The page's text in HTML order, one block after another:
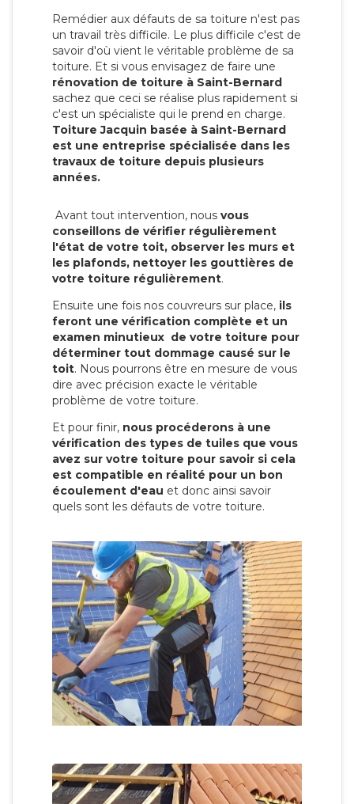
Remédier aux défauts de sa toiture n'est pas
un travail très difficile. Le plus difficile c'est de
savoir d'où vient le véritable problème de sa
toiture. Et si vous envisagez de faire une
rénovation de toiture à Saint-Bernard
sachez que ceci se réalise plus rapidement si
c'est un spécialiste qui le prend en charge.
Toiture Jacquin basée à Saint-Bernard
est une entreprise spécialisée dans les
travaux de toiture depuis plusieurs
années.
Avant tout intervention, nous vous
conseillons de vérifier régulièrement
l'état de votre toit, observer les murs et
les plafonds, nettoyer les gouttières de
votre toiture régulièrement.
Ensuite une fois nos couvreurs sur place, ils
feront une vérification complète et un
examen minutieux de votre toiture pour
déterminer tout dommage causé sur le
toit. Nous pourrons être en mesure de vous
dire avec précision exacte le véritable
problème de votre toiture.
Et pour finir, nous procéderons à une
vérification des types de tuiles que vous
avez sur votre toiture pour savoir si cela
est compatible en réalité pour un bon
écoulement d'eau et donc ainsi savoir
quels sont les défauts de votre toiture.